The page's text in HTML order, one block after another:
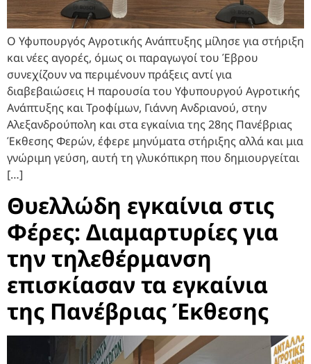
Ο Υφυπουργός Αγροτικής Ανάπτυξης μίλησε για στήριξη
και νέες αγορές, όμως οι παραγωγοί του Έβρου
συνεχίζουν να περιμένουν πράξεις αντί για
διαβεβαιώσεις Η παρουσία του Υφυπουργού Αγροτικής
Ανάπτυξης και Τροφίμων, Γιάννη Ανδριανού, στην
Αλεξανδρούπολη και στα εγκαίνια της 28ης Πανέβριας
Έκθεσης Φερών, έφερε μηνύματα στήριξης αλλά και μια
γνώριμη γεύση, αυτή τη γλυκόπικρη που δημιουργείται
[…]
Θυελλώδη εγκαίνια στις
Φέρες: Διαμαρτυρίες για
την τηλεθέρμανση
επισκίασαν τα εγκαίνια
της Πανέβριας Έκθεσης